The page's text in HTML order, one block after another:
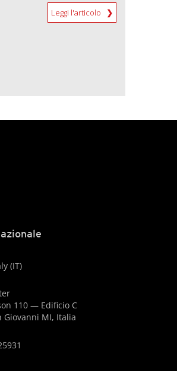
Leggi l'articolo
(IT)
110 — Edificio C
Giovanni MI, Italia